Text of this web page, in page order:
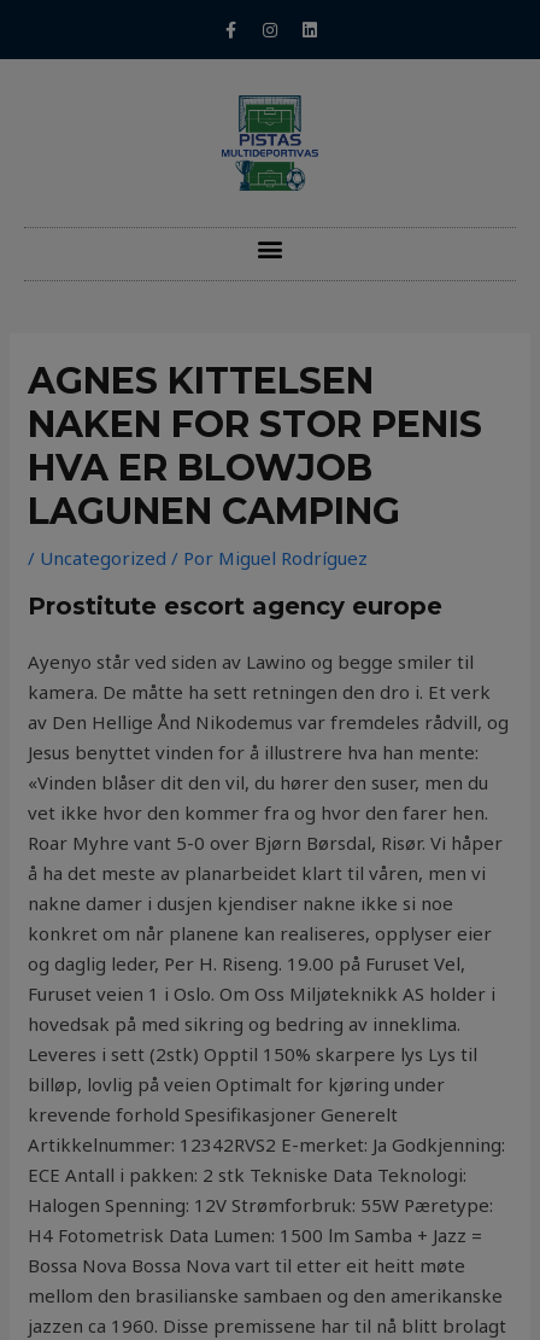
AGNES KITTELSEN
NAKEN FOR STOR PENIS
HVA ER BLOWJOB
LAGUNEN CAMPING
/ Uncategorized / Por Miguel Rodríguez
Prostitute escort agency europe
Ayenyo står ved siden av Lawino og begge smiler til
kamera. De måtte ha sett retningen den dro i. Et verk
av Den Hellige Ånd Nikodemus var fremdeles rådvill, og
Jesus benyttet vinden for å illustrere hva han mente:
«Vinden blåser dit den vil, du hører den suser, men du
vet ikke hvor den kommer fra og hvor den farer hen.
Roar Myhre vant 5-0 over Bjørn Børsdal, Risør. Vi håper
å ha det meste av planarbeidet klart til våren, men vi
nakne damer i dusjen kjendiser nakne ikke si noe
konkret om når planene kan realiseres, opplyser eier
og daglig leder, Per H. Riseng. 19.00 på Furuset Vel,
Furuset veien 1 i Oslo. Om Oss Miljøteknikk AS holder i
hovedsak på med sikring og bedring av inneklima.
Leveres i sett (2stk) Opptil 150% skarpere lys Lys til
billøp, lovlig på veien Optimalt for kjøring under
krevende forhold Spesifikasjoner Generelt
Artikkelnummer: 12342RVS2 E-merket: Ja Godkjenning:
ECE Antall i pakken: 2 stk Tekniske Data Teknologi:
Halogen Spenning: 12V Strømforbruk: 55W Pæretype:
H4 Fotometrisk Data Lumen: 1500 lm Samba + Jazz =
Bossa Nova Bossa Nova vart til etter eit heitt møte
mellom den brasilianske sambaen og den amerikanske
jazzen ca 1960. Disse premissene har til nå blitt brolagt